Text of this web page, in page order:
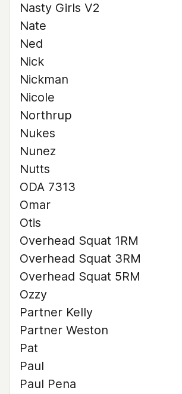
Nasty Girls V2
Nate
Ned
Nick
Nickman
Nicole
Northrup
Nukes
Nunez
Nutts
ODA 7313
Omar
Otis
Overhead Squat 1RM
Overhead Squat 3RM
Overhead Squat 5RM
Ozzy
Partner Kelly
Partner Weston
Pat
Paul
Paul Pena